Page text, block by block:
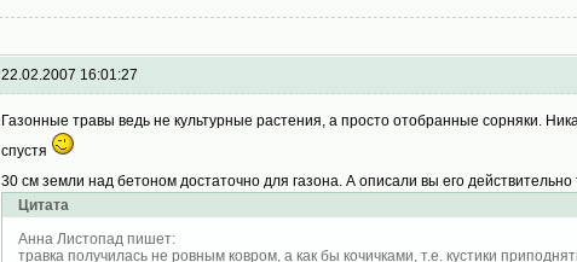
22.02.2007 16:01:27
Газонные травы ведь не культурные растения, а просто отобранные сорняки.
спустя
30 см земли над бетоном достаточно для газона. А описали вы его действительно
Цитата
Анна Листопад пишет:
травка получилась не ровным ковром, а как бы кочичками, т.е. кустики